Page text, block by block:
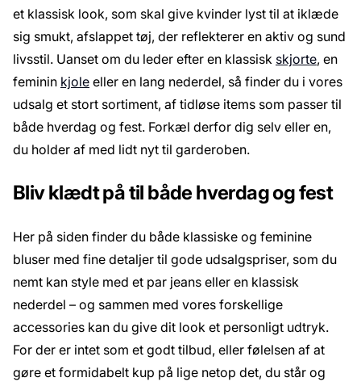
et klassisk look, som skal give kvinder lyst til at iklæde
sig smukt, afslappet tøj, der reflekterer en aktiv og sund
livsstil. Uanset om du leder efter en klassisk skjorte, en
feminin kjole eller en lang nederdel, så finder du i vores
udsalg et stort sortiment, af tidløse items som passer til
både hverdag og fest. Forkæl derfor dig selv eller en,
du holder af med lidt nyt til garderoben.
Bliv klædt på til både hverdag og fest
Her på siden finder du både klassiske og feminine
bluser med fine detaljer til gode udsalgspriser, som du
nemt kan style med et par jeans eller en klassisk
nederdel – og sammen med vores forskellige
accessories kan du give dit look et personligt udtryk.
For der er intet som et godt tilbud, eller følelsen af at
gøre et formidabelt kup på lige netop det, du står og